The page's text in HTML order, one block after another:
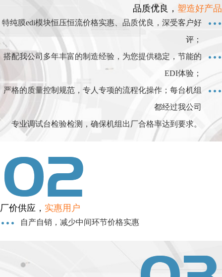
品质优良， 塑造好产品
特纯膜edi模块恒压恒流价格实惠、品质优良，深受客户好
评；
搭配我公司多年丰富的制造经验，为您提供稳定，节能的
EDI体验；
严格的质量控制规范，专人专项的流程化操作；每台机组
都经过我公司
专业调试台检验检测，确保机组出厂合格率达到要求。
厂价供应， 实惠用户
自产自销，减少中间环节价格实惠